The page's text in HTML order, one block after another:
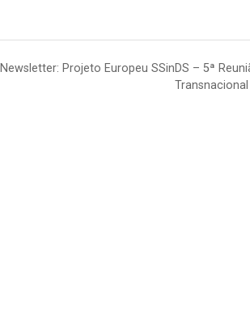
Newsletter: Projeto Europeu SSinDS – 5ª
Transnacional